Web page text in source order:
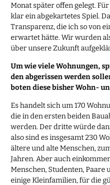
Monat später offen gelegt.
klar ein abgekartetes Spiel.
Transparenz, die ich so von
erwartet hätte. Wir wurden
über unsere Zukunft
Um wie viele Wohnungen,
den abgerissen werden
boten diese bisher Wohn-
Es handelt sich um 170
die in den ersten beiden
werden. Der dritte würde
also sind es insgesamt 230
ältere und alte Menschen,
Jahren. Aber auch
Menschen, Studenten, Paare
einige Kleinfamilien, für die